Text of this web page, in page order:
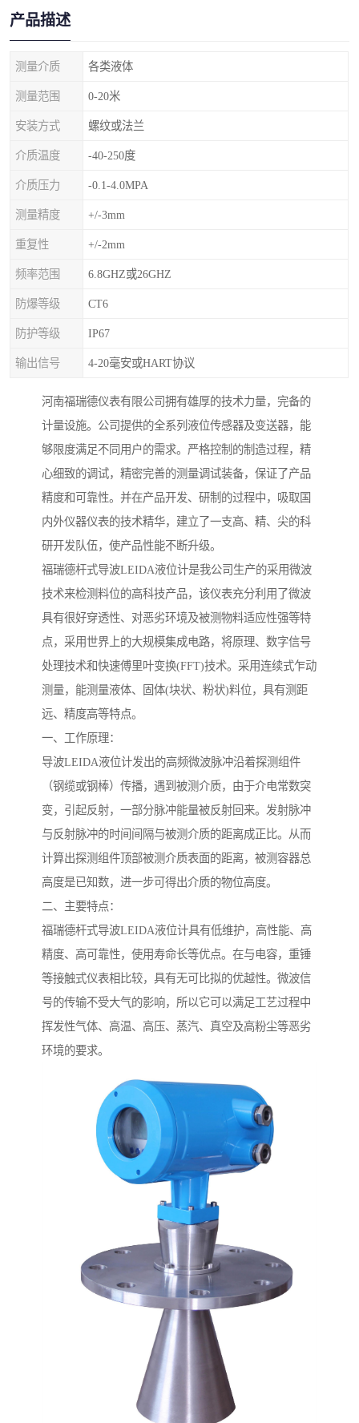
产品描述
测量介质 各类液体
测量范围 0-20米
安装方式 螺纹或法兰
介质温度 -40-250度
介质压力 -0.1-4.0MPA
测量精度 +/-3mm
重复性 +/-2mm
频率范围 6.8GHZ或26GHZ
防爆等级 CT6
防护等级 IP67
输出信号 4-20毫安或HART协议
河南福瑞德仪表有限公司拥有雄厚的技术力量，完备的
计量设施。公司提供的全系列液位传感器及变送器，能
够限度满足不同用户的需求。严格控制的制造过程，精
心细致的调试，精密完善的测量调试装备，保证了产品
精度和可靠性。并在产品开发、研制的过程中，吸取国
内外仪器仪表的技术精华，建立了一支高、精、尖的科
研开发队伍，使产品性能不断升级。
福瑞德杆式导波LEIDA液位计是我公司生产的采用微波
技术来检测料位的高科技产品，该仪表充分利用了微波
具有很好穿透性、对恶劣环境及被测物料适应性强等特
点，采用世界上的大规模集成电路，将原理、数字信号
处理技术和快速傅里叶变换(FFT)技术。采用连续式乍动
测量，能测量液体、固体(块状、粉状)料位，具有测距
远、精度高等特点。
一、工作原理：
导波LEIDA液位计发出的高频微波脉冲沿着探测组件
（钢缆或钢棒）传播，遇到被测介质，由于介电常数突
变，引起反射，一部分脉冲能量被反射回来。发射脉冲
与反射脉冲的时间间隔与被测介质的距离成正比。从而
计算出探测组件顶部被测介质表面的距离，被测容器总
高度是已知数，进一步可得出介质的物位高度。
二、主要特点：
福瑞德杆式导波LEIDA液位计具有低维护，高性能、高
精度、高可靠性，使用寿命长等优点。在与电容，重锤
等接触式仪表相比较，具有无可比拟的优越性。微波信
号的传输不受大气的影响，所以它可以满足工艺过程中
挥发性气体、高温、高压、蒸汽、真空及高粉尘等恶劣
环境的要求。